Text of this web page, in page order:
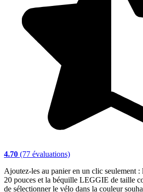
4.70 (77 évaluations)
Ajoutez-les au panier en un clic seulement
20 pouces et la béquille LEGGIE de taille
de sélectionner le vélo dans la couleur